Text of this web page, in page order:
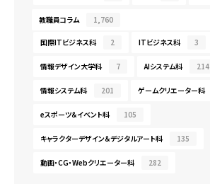
教職員コラム 1,760
国際ITビジネス科 2 ITビジネス科 3
情報デザイン大学科 7 AIシステム科 214
情報システム科 201 ゲームクリエーター科
eスポーツ＆イベント科 105
キャラクターデザイン＆デジタルアート科 135
動画・CG・Webクリエーター科 282